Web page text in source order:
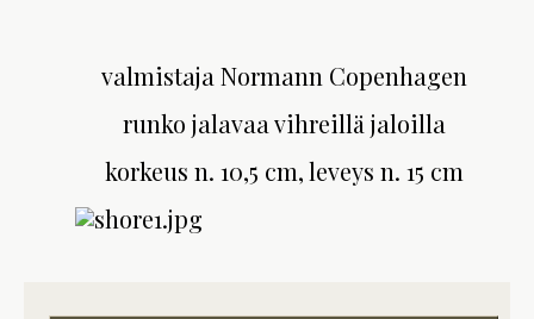
valmistaja Normann Copenhagen
runko jalavaa vihreillä jaloilla
korkeus n. 10,5 cm, leveys n. 15 cm